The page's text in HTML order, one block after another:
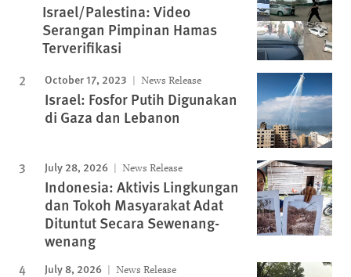
Israel/Palestina: Video
Serangan Pimpinan Hamas
Terverifikasi
October 17, 2023 News Release
Israel: Fosfor Putih Digunakan
di Gaza dan Lebanon
July 28, 2026 News Release
Indonesia: Aktivis Lingkungan
dan Tokoh Masyarakat Adat
Dituntut Secara Sewenang-
wenang
July 8, 2026 News Release